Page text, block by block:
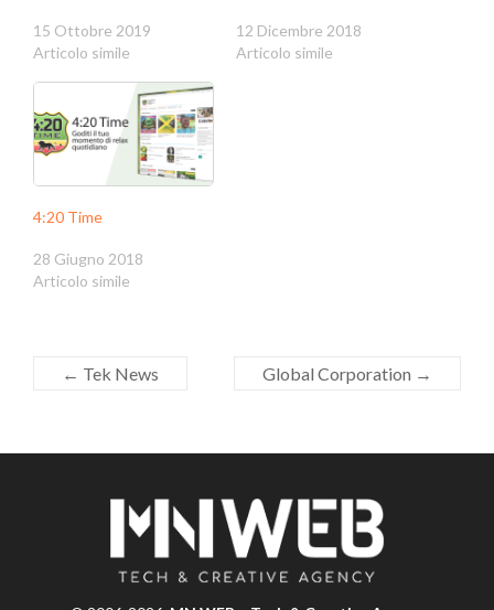
15 Ottobre 2019
Articolo simile
12 Dicembre 2018
Articolo simile
4:20 Time
28 Giugno 2018
Articolo simile
← Tek News Global Corporation →